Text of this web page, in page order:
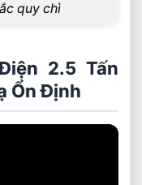
quy chì
2.5 Tấn
Ổn Định